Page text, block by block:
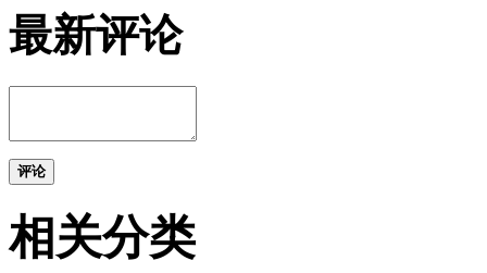
最新评论
评论
相关分类